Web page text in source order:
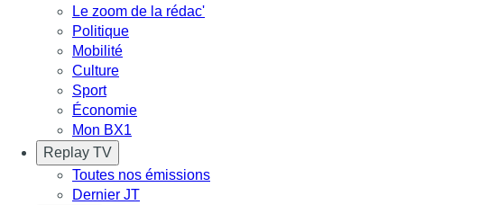
Le zoom de la rédac'
Politique
Mobilité
Culture
Sport
Économie
Mon BX1
Replay TV
Toutes nos émissions
Dernier JT